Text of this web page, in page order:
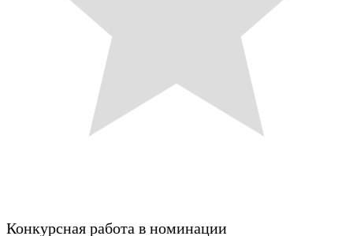
Конкурсная работа в номинации